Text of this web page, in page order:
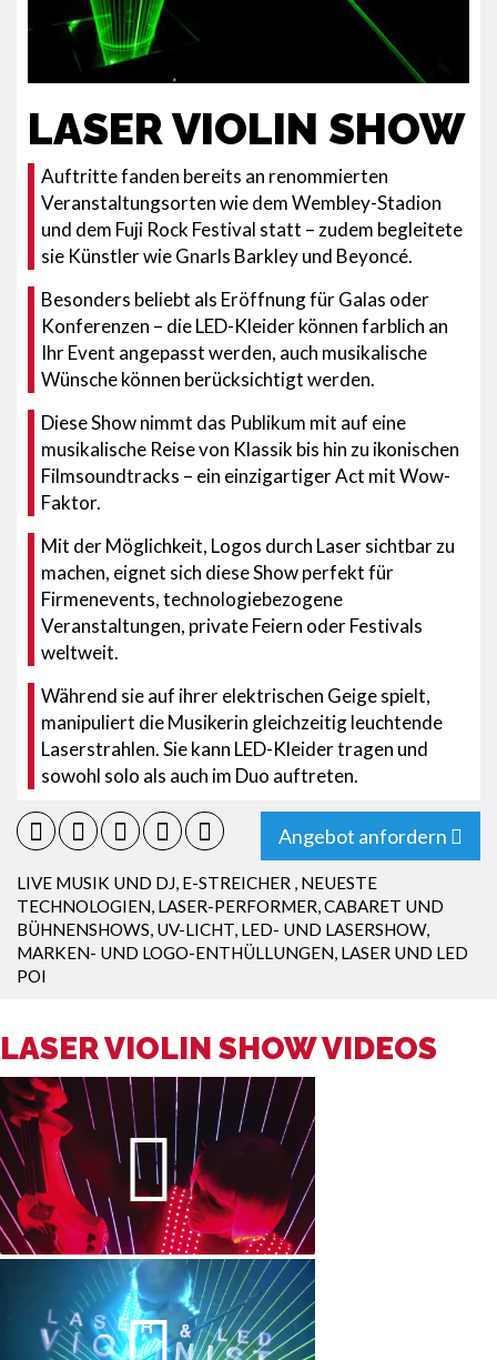
LASER VIOLIN SHOW
Auftritte fanden bereits an renommierten
Veranstaltungsorten wie dem Wembley-Stadion
und dem Fuji Rock Festival statt – zudem begleitete
sie Künstler wie Gnarls Barkley und Beyoncé.
Besonders beliebt als Eröffnung für Galas oder
Konferenzen – die LED-Kleider können farblich an
Ihr Event angepasst werden, auch musikalische
Wünsche können berücksichtigt werden.
Diese Show nimmt das Publikum mit auf eine
musikalische Reise von Klassik bis hin zu ikonischen
Filmsoundtracks – ein einzigartiger Act mit Wow-
Faktor.
Mit der Möglichkeit, Logos durch Laser sichtbar zu
machen, eignet sich diese Show perfekt für
Firmenevents, technologiebezogene
Veranstaltungen, private Feiern oder Festivals
weltweit.
Während sie auf ihrer elektrischen Geige spielt,
manipuliert die Musikerin gleichzeitig leuchtende
Laserstrahlen. Sie kann LED-Kleider tragen und
sowohl solo als auch im Duo auftreten.
Angebot anfordern
LIVE MUSIK UND DJ, E-STREICHER , NEUESTE
TECHNOLOGIEN, LASER-PERFORMER,CABARET UND
BÜHNENSHOWS, UV-LICHT, LED- UND LASERSHOW,
MARKEN- UND LOGO-ENTHÜLLUNGEN, LASER UND LED
POI
LASER VIOLIN SHOW VIDEOS